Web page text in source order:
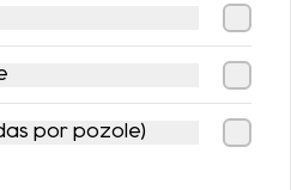
por pozole)